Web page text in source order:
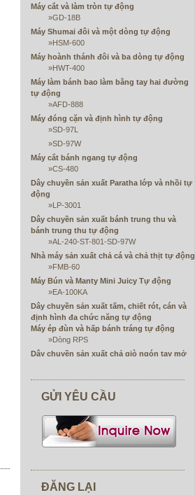
Máy cắt và làm tròn tự động
»GD-18B
Máy Shumai đôi và một dòng tự động
»HSM-600
Máy hoành thánh đôi và ba dòng tự động
»HWT-400
Máy làm bánh bao làm bằng tay hai đường
tự động
»AFD-888
Máy đóng cặn và định hình tự động
»SD-97L
»SD-97W
Máy cắt bánh ngang tự động
»CS-480
Dây chuyền sản xuất Paratha lớp và nhồi tự
động
»LP-3001
Dây chuyền sản xuất bánh trung thu và
bánh trung thu tự động
»AL-240-ST-801-SD-97W
Nhà máy sản xuất chả cá và chả thịt tự động
»FMB-60
Máy Bún và Manty Mini Juicy Tự động
»EA-100KA
Dây chuyền sản xuất tấm, chiết rót, cán và
định hình đa chức năng tự động
Máy ép đùn và hấp bánh tráng tự động
»Dòng RPS
Dây chuyền sản xuất chả giò ngón tay mở
Máy cuộn chả giò tự động và máy làm bánh
ngọt Samosa
Máy gói sô cô la
Dây chuyền sản xuất cuộn Eag
»ER-24
»AF-529
GỬI YÊU CẦU
ĐĂNG LẠI